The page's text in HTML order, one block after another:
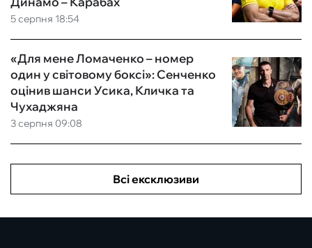
5 серпня 18:54
3 серпня 09:08
«Для мене Ломаченко – номер
один у світовому боксі»: Сенченко
оцінив шанси Усика, Кличка та
Чухаджяна
Всі ексклюзиви